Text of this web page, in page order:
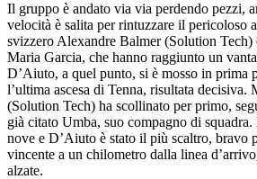
Il gruppo è andato via via perdendo pezzi,
velocità è salita per rintuzzare il pericoloso
svizzero Alexandre Balmer (Solution Tech)
Maria Garcia, che hanno raggiunto un
D’Aiuto, a quel punto, si è mosso in prima
l’ultima ascesa di Tenna, risultata decisiva.
(Solution Tech) ha scollinato per primo,
già citato Umba, suo compagno di
nove e D’Aiuto è stato il più scaltro, bravo
vincente a un chilometro dalla linea
alzate.